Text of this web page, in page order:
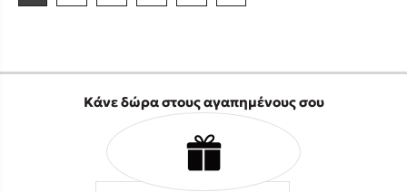
Κάνε δώρα στους αγαπημένους σου